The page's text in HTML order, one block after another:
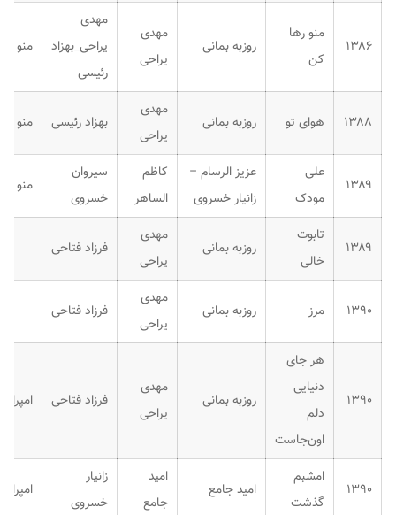
۱۳۸۶
منو رها
کن
روزبه بمانی
مهدی
یراحی
مهدی
یراحی_بهزاد
رئیسی
منو
۱۳۸۸ هوای تو روزبه بمانی
مهدی
یراحی
بهزاد رئیسی منو
۱۳۸۹
علی
مودک
عزیز الرسام –
زانیار خسروی
کاظم
الساهر
سیروان
خسروی
منو
۱۳۸۹
تابوت
خالی
روزبه بمانی
مهدی
یراحی
فرزاد فتاحی
۱۳۹۰ مرز روزبه بمانی
مهدی
یراحی
فرزاد فتاحی
۱۳۹۰
هر جای
دنیایی
دلم
اون‌جاست
روزبه بمانی
مهدی
یراحی
فرزاد فتاحی
۱۳۹۰
امشبم
گذشت
امید جامع
امید
جامع
زانیار
خسروی